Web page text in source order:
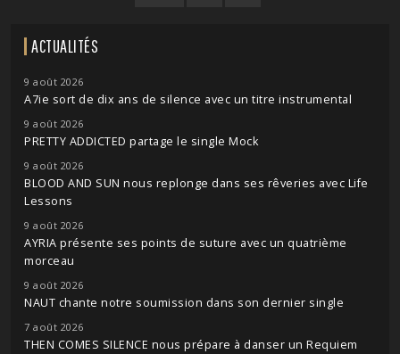
ACTUALITÉS
9 août 2026
A7ie sort de dix ans de silence avec un titre instrumental
9 août 2026
PRETTY ADDICTED partage le single Mock
9 août 2026
BLOOD AND SUN nous replonge dans ses rêveries avec Life
Lessons
9 août 2026
AYRIA présente ses points de suture avec un quatrième
morceau
9 août 2026
NAUT chante notre soumission dans son dernier single
7 août 2026
THEN COMES SILENCE nous prépare à danser un Requiem